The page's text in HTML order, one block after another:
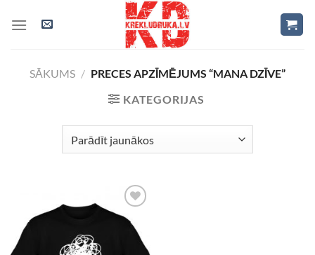
SĀKUMS / PRECES APZĪMĒJUMS “MANA DZĪVE”
KATEGORIJAS
Add to